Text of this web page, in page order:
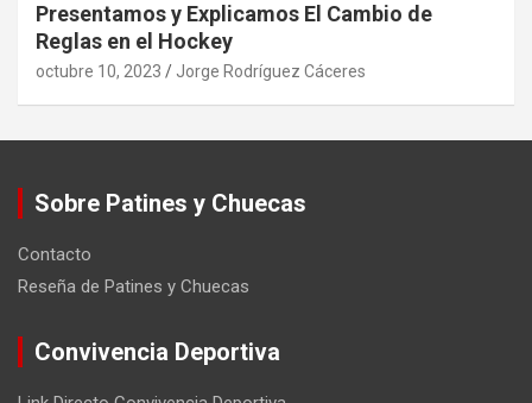
Presentamos y Explicamos El Cambio de
Reglas en el Hockey
octubre 10, 2023 Jorge Rodríguez Cáceres
Sobre Patines y Chuecas
Contacto
Reseña de Patines y Chuecas
Convivencia Deportiva